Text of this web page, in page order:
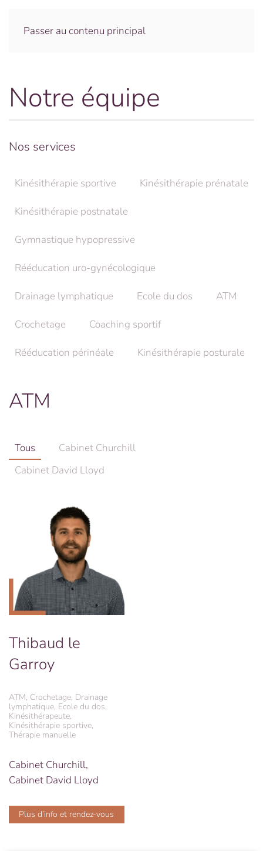
Passer au contenu principal
Notre équipe
Nos services
Kinésithérapie sportive Kinésithérapie prénatale
Kinésithérapie postnatale
Gymnastique hypopressive
Rééducation uro-gynécologique
Drainage lymphatique Ecole du dos ATM
Crochetage Coaching sportif
Rééducation périnéale Kinésithérapie posturale
ATM
Tous
Cabinet Churchill
Cabinet David Lloyd
Thibaud le
Garroy
ATM, Crochetage, Drainage
lymphatique, Ecole du dos,
Kinésithérapeute,
Kinésithérapie sportive,
Thérapie manuelle
Cabinet Churchill,
Cabinet David Lloyd
Plus d’info et rendez-vous